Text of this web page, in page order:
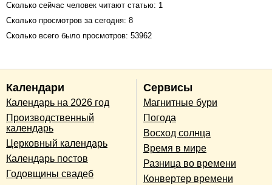
Сколько сейчас человек читают статью: 1
Сколько просмотров за сегодня: 8
Сколько всего было просмотров: 53962
Календари
Календарь на 2026 год
Производственный
календарь
Церковный календарь
Календарь постов
Годовщины свадеб
Сервисы
Магнитные бури
Погода
Восход солнца
Время в мире
Разница во времени
Конвертер времени